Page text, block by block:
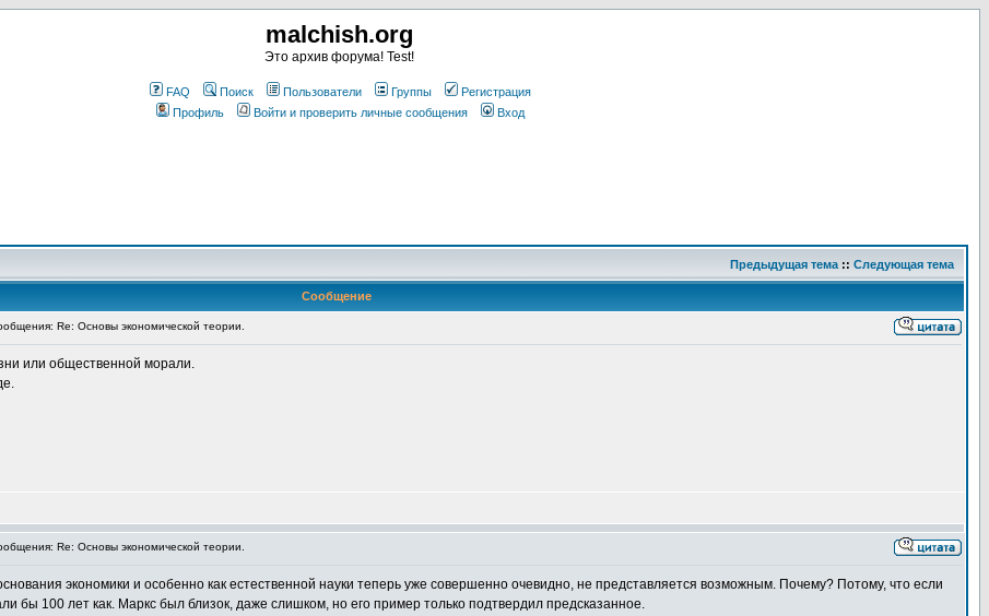
malchish.org
Это архив форума! Test!
FAQ Поиск Пользователи Группы
Регистрация
Профиль
Войти и проверить личные сообщения Вход
Предыдущая тема :: Следующая тема
Сообщение
Re: Основы экономической теории.
или общественной морали.
Re: Основы экономической теории.
экономики и особенно как естественной науки теперь уже совершенно очевидно, не представляется возможным. Почему? Потому, что если
бы 100 лет как. Маркс был близок, даже слишком, но его пример только подтвердил предсказанное.